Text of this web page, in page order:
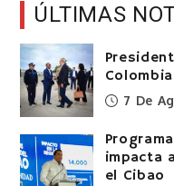
ÚLTIMAS
Colombia
7 De
impacta
el Cibao